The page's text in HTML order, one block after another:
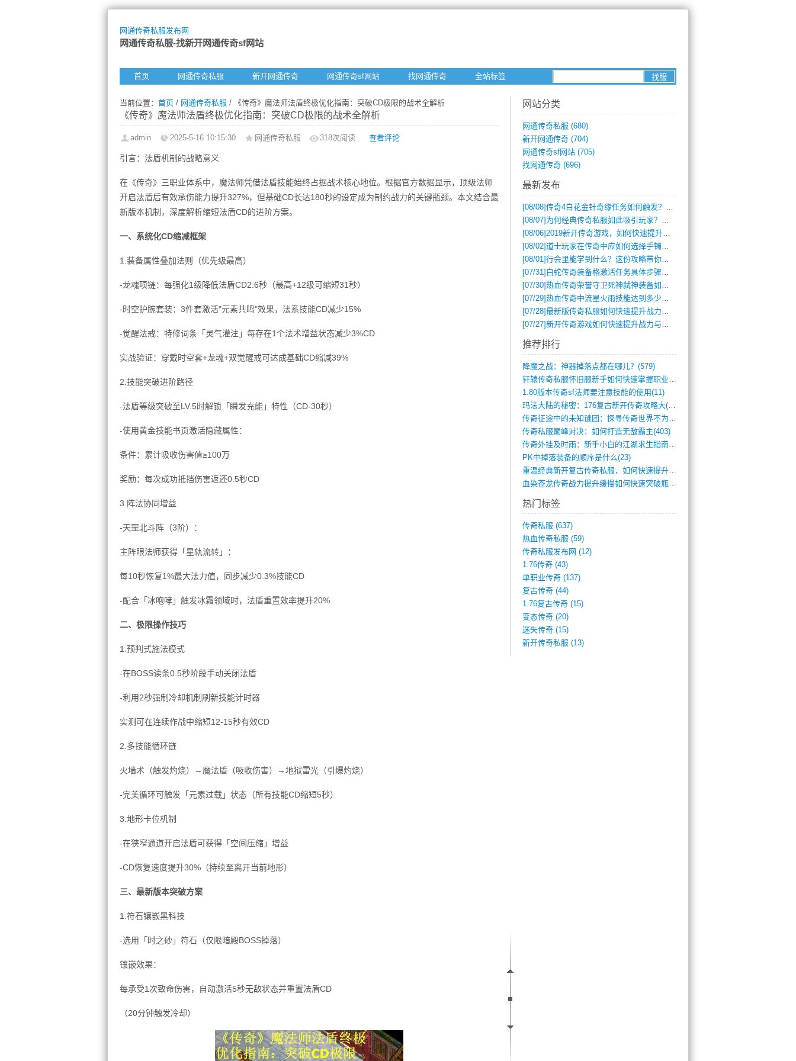
网通传奇私服发布网
网通传奇私服-找新开网通传奇sf网站
首页 网通传奇私服 新开网通传奇 网通传奇sf网站 找网通传奇 全站标签
当前位置： 首页 / 网通传奇私服 / 《传奇》魔法师法盾终极优化指南：突破CD极限的战术全解析
《传奇》魔法师法盾终极优化指南：突破CD极限的战术全解析
admin 2025-5-16 10:15:30 网通传奇私服 318次阅读 查看评论
引言：法盾机制的战略意义
在《传奇》三职业体系中，魔法师凭借法盾技能始终占据战术核心地位。根据官方数据显示，顶级法师
开启法盾后有效承伤能力提升327%，但基础CD长达180秒的设定成为制约战力的关键瓶颈。本文结合最
新版本机制，深度解析缩短法盾CD的进阶方案。
一、系统化CD缩减框架
1.装备属性叠加法则（优先级最高）
-龙魂项链：每强化1级降低法盾CD2.6秒（最高+12级可缩短31秒）
-时空护腕套装：3件套激活"元素共鸣"效果，法系技能CD减少15%
-觉醒法戒：特修词条「灵气灌注」每存在1个法术增益状态减少3%CD
实战验证：穿戴时空套+龙魂+双觉醒戒可达成基础CD缩减39%
2.技能突破进阶路径
-法盾等级突破至LV.5时解锁「瞬发充能」特性（CD-30秒）
-使用黄金技能书页激活隐藏属性：
条件：累计吸收伤害值≥100万
奖励：每次成功抵挡伤害返还0.5秒CD
3.阵法协同增益
-天罡北斗阵（3阶）：
主阵眼法师获得「星轨流转」：
每10秒恢复1%最大法力值，同步减少0.3%技能CD
-配合「冰咆哮」触发冰霜领域时，法盾重置效率提升20%
二、极限操作技巧
1.预判式施法模式
-在BOSS读条0.5秒阶段手动关闭法盾
-利用2秒强制冷却机制刷新技能计时器
实测可在连续作战中缩短12-15秒有效CD
2.多技能循环链
火墙术（触发灼烧）→魔法盾（吸收伤害）→地狱雷光（引爆灼烧）
-完美循环可触发「元素过载」状态（所有技能CD缩短5秒）
3.地形卡位机制
-在狭窄通道开启法盾可获得「空间压缩」增益
-CD恢复速度提升30%（持续至离开当前地形）
三、最新版本突破方案
1.符石镶嵌黑科技
-选用「时之砂」符石（仅限暗殿BOSS掉落）
镶嵌效果：
每承受1次致命伤害，自动激活5秒无敌状态并重置法盾CD
（20分钟触发冷却）
网站分类
网通传奇私服 (680)
新开网通传奇 (704)
网通传奇sf网站 (705)
找网通传奇 (696)
最新发布
[08/08]传奇4白花金针奇缘任务如何触发？完整攻略解析
[08/07] 为何经典传奇私服如此吸引玩家？深度攻略解析
[08/06]2019新开传奇游戏，如何快速提升角色等级？
[08/02]道士玩家在传奇中应如何选择手镯装备？
[08/01]行会里能学到什么？这份攻略带你全掌握
[07/31] 白蛇传奇装备格激活任务具体步骤是什么？如何完成？
[07/30]热血传奇荣誉守卫死神弑神装备如何获取与佩戴攻略？
[07/29]热血传奇中流星火雨技能达到多少级可以开始练装备？
[07/28]最新版传奇私服如何快速提升战力与获取稀有装备？
[07/27]新开传奇游戏如何快速提升战力与获取稀有装备？
推荐排行
降魔之战：神器掉落点都在哪儿？(579)
轩辕传奇私服怀旧服新手如何快速掌握职业选(993)
1.80版本传奇sf法师要注意技能的使用(11)
玛法大陆的秘密：176复古新开传奇攻略大(486)
传奇征途中的未知谜团：探寻传奇世界不为人(595)
传奇私服巅峰对决：如何打造无敌霸主(403)
传奇外挂及时雨：新手小白的江湖求生指南(802)
PK中掉落装备的顺序是什么(23)
重温经典新开复古传奇私服，如何快速提升等(392)
血染苍龙传奇战力提升缓慢如何快速突破瓶颈(654)
热门标签
传奇私服 (637)
热血传奇私服 (59)
传奇私服发布网 (12)
1.76传奇 (43)
单职业传奇 (137)
复古传奇 (44)
1.76复古传奇 (15)
变态传奇 (20)
迷失传奇 (15)
新开传奇私服 (13)